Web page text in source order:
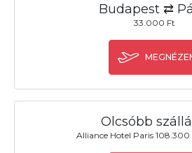
Budapest ⇄
33.000 Ft
Olcsóbb
Alliance Hotel Paris